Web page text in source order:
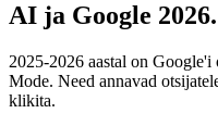
AI ja Google
2025-2026 aastal on
Mode. Need annavad
klikita.